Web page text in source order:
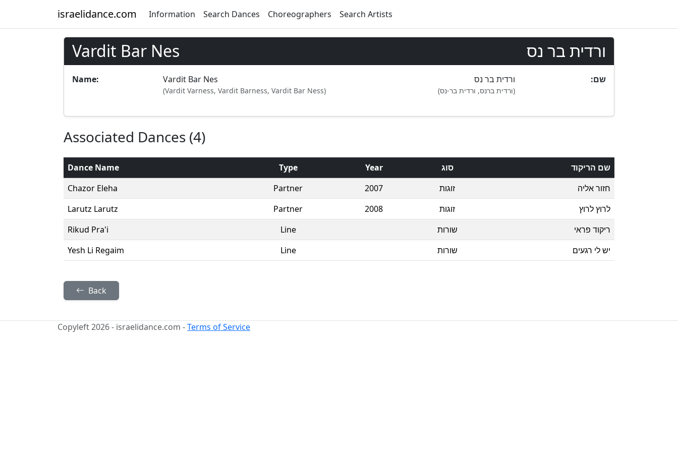
israelidance.com Information Search Dances Choreographers Search Artists
Vardit Bar Nes ורדית בר נס
Name: Vardit Bar Nes
(Vardit Varness, Vardit Barness, Vardit Bar Ness)
:שם ורדית בר נס
(ורדית ברנס, ורדית בר-נס)
Associated Dances (4)
Dance Name Type Year סוג
שם הריקוד
Chazor Eleha
Partner 2007 זוגות
חזור אליה
Larutz Larutz
Partner 2008 זוגות
לרוץ לרוץ
Rikud Pra'i
Line שורות
ריקוד פראי
Yesh Li Regaim
Line שורות יש לי רגעים
Back
Copyleft 2026 - israelidance.com -Terms of Service